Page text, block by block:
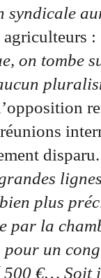
syndicale
:
on tombe
plus
par la
un
€… Soit